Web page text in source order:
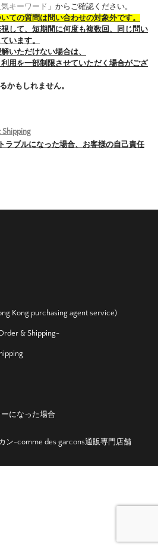
気キーワード 」からご確認ください。
ての質問は問い合わせの対象外です。
して、短期間に何度も複数回、同じ問い
います。
いただけない場合は、
用を一部制限させていただく場合がござ
かもしれません。
ラブルになった場合、お客様の自己責任
Kong purchasing agent service)
& Shipping-
になった場合
ン-comme des garcons通販専門店舗